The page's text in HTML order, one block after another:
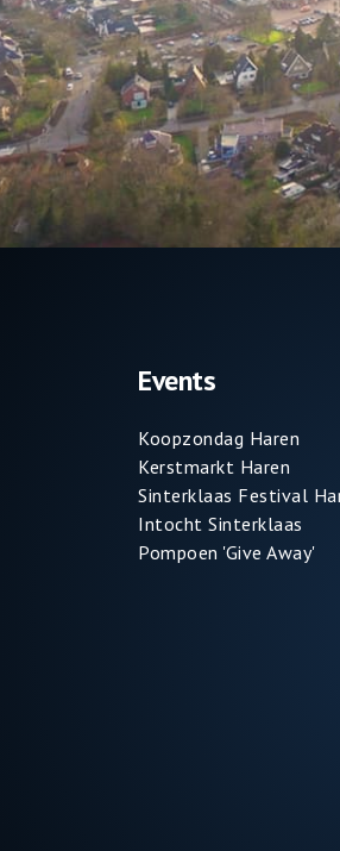
Events
Koopzondag Haren
Kerstmarkt Haren
Sinterklaas Festival
Intocht Sinterklaas
Pompoen 'Give Away'